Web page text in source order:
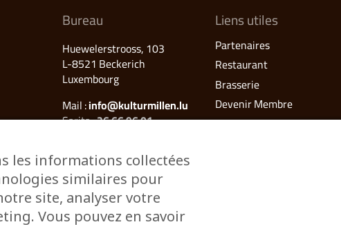
Bureau
Huewelerstrooss, 103
L-8521 Beckerich
Luxembourg
Mail :info@kulturmillen.lu
Sarita :26 66 96 01
Françoise (Millegalerie) :
96 03
Liens utiles
Partenaires
Restaurant
Brasserie
Devenir Membre
les informations collectées
similaires pour
site, analyser votre
Vous pouvez en savoir